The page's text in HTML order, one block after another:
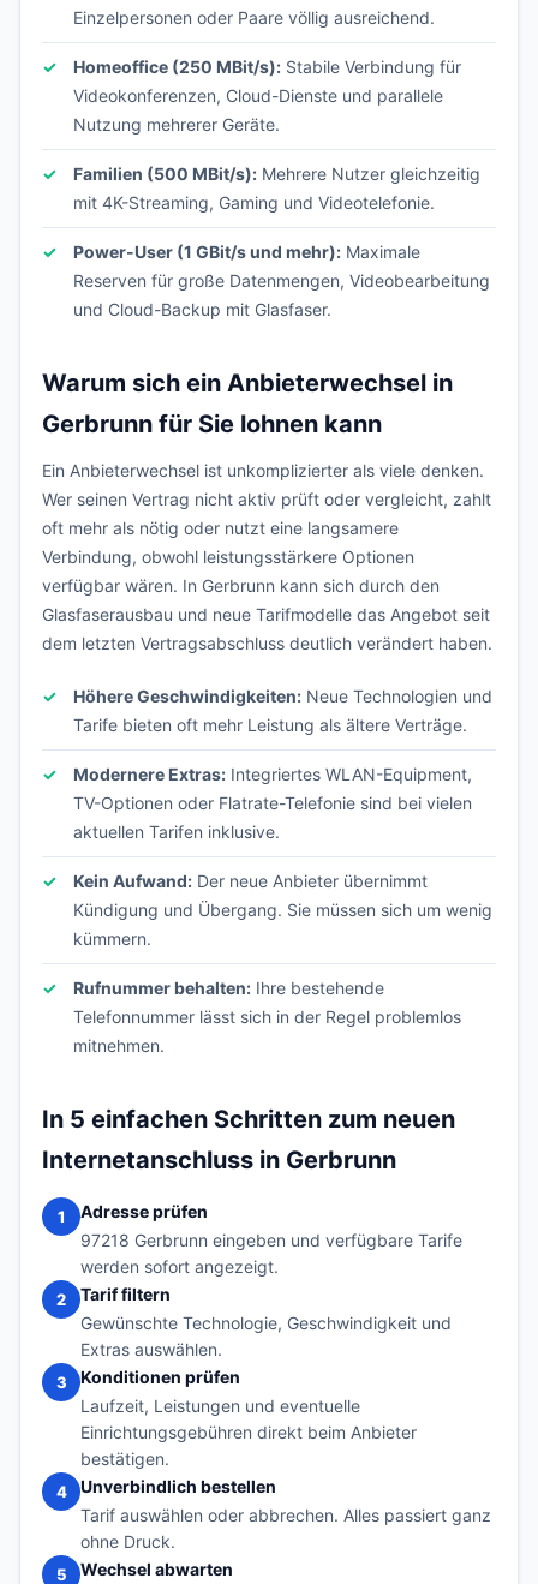
Einzelpersonen oder Paare völlig ausreichend.
Homeoffice (250 MBit/s): Stabile Verbindung für
Videokonferenzen, Cloud-Dienste und parallele
Nutzung mehrerer Geräte.
Familien (500 MBit/s): Mehrere Nutzer gleichzeitig
mit 4K-Streaming, Gaming und Videotelefonie.
Power-User (1 GBit/s und mehr): Maximale
Reserven für große Datenmengen, Videobearbeitung
und Cloud-Backup mit Glasfaser.
Warum sich ein Anbieterwechsel in
Gerbrunn für Sie lohnen kann
Ein Anbieterwechsel ist unkomplizierter als viele denken.
Wer seinen Vertrag nicht aktiv prüft oder vergleicht, zahlt
oft mehr als nötig oder nutzt eine langsamere
Verbindung, obwohl leistungsstärkere Optionen
verfügbar wären. In Gerbrunn kann sich durch den
Glasfaserausbau und neue Tarifmodelle das Angebot seit
dem letzten Vertragsabschluss deutlich verändert haben.
Höhere Geschwindigkeiten: Neue Technologien und
Tarife bieten oft mehr Leistung als ältere Verträge.
Modernere Extras: Integriertes WLAN-Equipment,
TV-Optionen oder Flatrate-Telefonie sind bei vielen
aktuellen Tarifen inklusive.
Kein Aufwand: Der neue Anbieter übernimmt
Kündigung und Übergang. Sie müssen sich um wenig
kümmern.
Rufnummer behalten: Ihre bestehende
Telefonnummer lässt sich in der Regel problemlos
mitnehmen.
In 5 einfachen Schritten zum neuen
Internetanschluss in Gerbrunn
1
Adresse prüfen
97218 Gerbrunn eingeben und verfügbare Tarife
werden sofort angezeigt.
2
Tarif filtern
Gewünschte Technologie, Geschwindigkeit und
Extras auswählen.
3
Konditionen prüfen
Laufzeit, Leistungen und eventuelle
Einrichtungsgebühren direkt beim Anbieter
bestätigen.
4
Unverbindlich bestellen
Tarif auswählen oder abbrechen. Alles passiert ganz
ohne Druck.
5
Wechsel abwarten